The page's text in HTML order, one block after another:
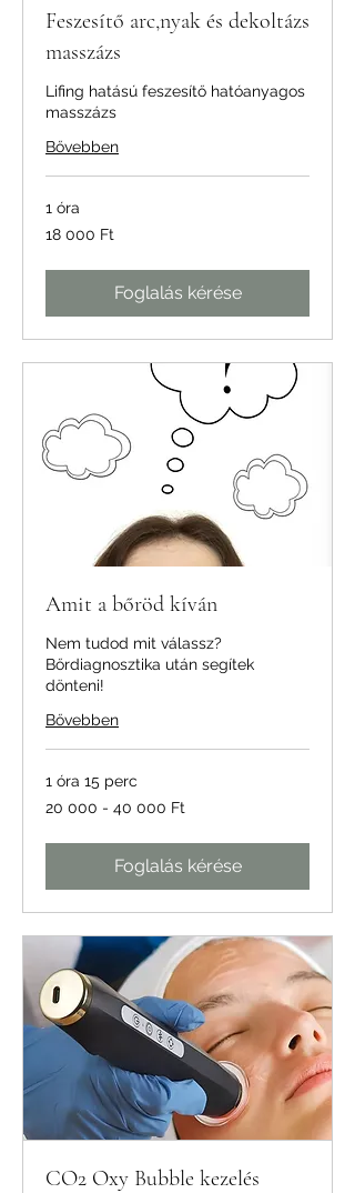
Feszesítő arc,nyak és dekoltázs
masszázs
Lifing hatású feszesítő hatóanyagos
masszázs
Bővebben
1 óra
18 000
magyar
18 000 Ft
Foglalás kérése
Amit a bőröd kíván
Nem tudod mit válassz?
Bőrdiagnosztika után segítek
dönteni!
Bővebben
1 óra 15 perc
20
000
20 000 - 40 000 Ft
Foglalás kérése
CO2 Oxy Bubble kezelés